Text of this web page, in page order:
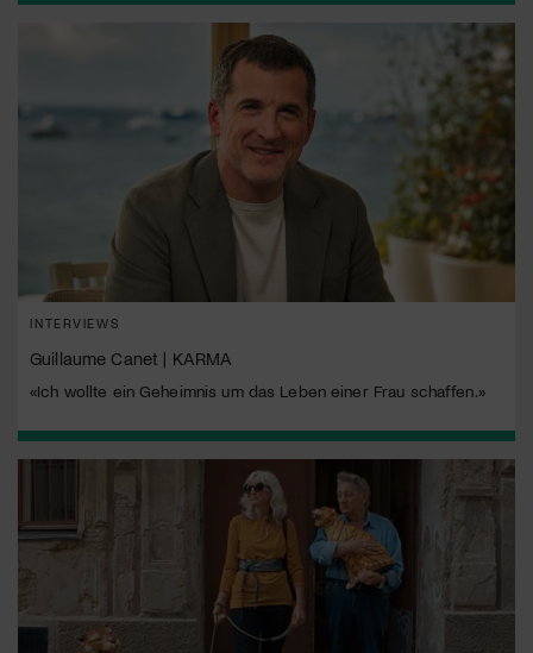
INTERVIEWS
Guillaume Canet | KARMA
«Ich wollte ein Geheimnis um das Leben einer Frau schaffen.»